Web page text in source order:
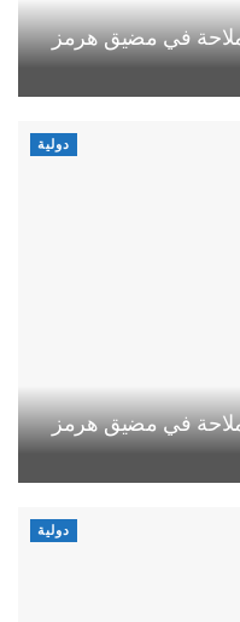
في مضيق هرمز
دولية
في مضيق هرمز
دولية